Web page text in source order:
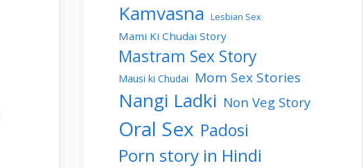
Kamvasna Lesbian Sex
Mami Ki Chudai Story
Mastram Sex Story
Mausi ki Chudai Mom Sex Stories
Nangi Ladki Non Veg Story
Oral Sex Padosi
Porn story in Hindi